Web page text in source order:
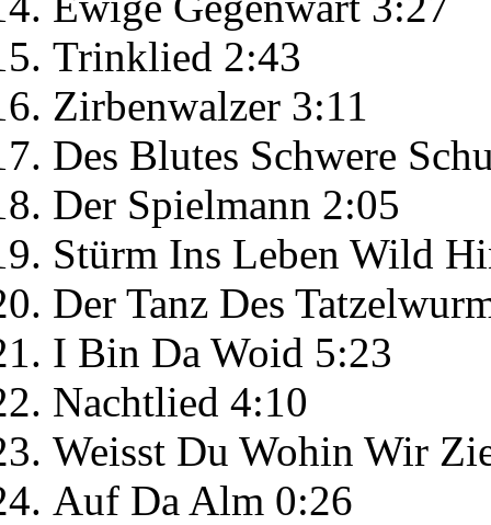
Trinklied 2:43
Zirbenwalzer 3:11
Des Blutes Schwere
Der Spielmann 2:05
Stürm Ins Leben Wild
Der Tanz Des
I Bin Da Woid 5:23
Nachtlied 4:10
Weisst Du Wohin Wir
Auf Da Alm 0:26